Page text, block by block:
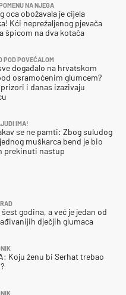
NA NJEGA
oca obožavala je cijela
Kći neprežaljenog pjevača
špicom na dva kotača
POD POVEĆALOM
događalo na hrvatskom
osramoćenim glumcem?
i danas izazivaju
IMA!
se ne pamti: Zbog suludog
muškarca bend je bio
prekinuti nastup
godina, a već je jedan od
dječjih glumaca
Koju ženu bi Serhat trebao